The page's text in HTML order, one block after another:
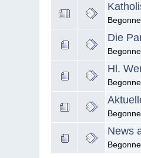
Die
Hl.
News